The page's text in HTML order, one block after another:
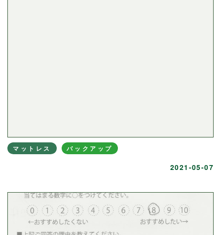
マットレス バックアップ
2021-05-07